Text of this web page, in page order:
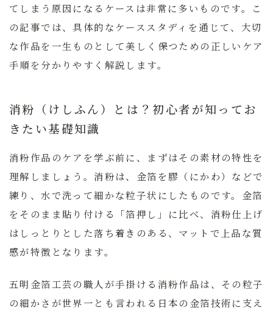
てしまう原因になるケースは非常に多いものです。こ
の記事では、具体的なケーススタディを通じて、大切
な作品を一生ものとして美しく保つための正しいケア
手順を分かりやすく解説します。
消粉（けしふん）とは？初心者が知ってお
きたい基礎知識
消粉作品のケアを学ぶ前に、まずはその素材の特性を
理解しましょう。消粉は、金箔を膠（にかわ）などで
練り、水で洗って細かな粒子状にしたものです。金箔
をそのまま貼り付ける「箔押し」に比べ、消粉仕上げ
はしっとりとした落ち着きのある、マットで上品な質
感が特徴となります。
五明金箔工芸の職人が手掛ける消粉作品は、その粒子
の細かさが世界一とも言われる日本の金箔技術に支え